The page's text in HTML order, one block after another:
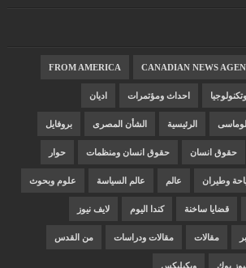
CANADIAN NEWS
FROM AMERICA
احداث ومؤتمرات اديان
الرئيسية الشأن المصرى بروفايل
حقوق انسان حقوق انسان ومنظمات حوار
وطيران عالم عالم السياسة علوم وبحوث
قضايا ساخنة كندا اليوم لايف نيوز
مقالات مقالات ودراسات من القدس
بوك ويكيليكس